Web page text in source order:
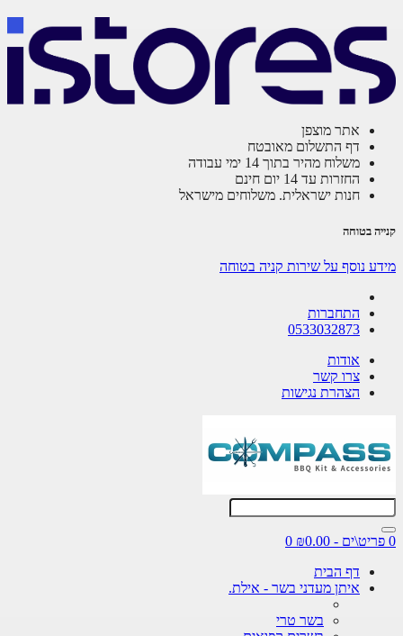
אתר מוצפן
דף התשלום מאובטח
משלוח מהיר בתוך 14 ימי עבודה
החזרות עד 14 יום חינם
חנות ישראלית. משלוחים מישראל
בטוחה
נוסף על שירות קניה בטוחה
התחברות
0533032873
אודות
צרו קשר
הצהרת נגישות
0
דף הבית
איתן מעדני בשר - אילת.
בשר טרי